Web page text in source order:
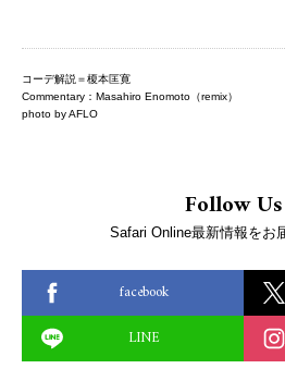
コーデ解説＝榎本匡寛
Commentary：Masahiro Enomoto（remix）
photo by AFLO
Follow Us
Safari Online最新情報をお
facebook
LINE